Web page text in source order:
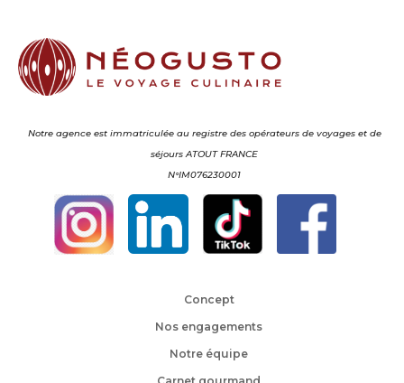
Notre agence est immatriculée au registre des opérateurs de voyages et de
séjours ATOUT FRANCE
N°IM076230001
Concept
Nos engagements
Notre équipe